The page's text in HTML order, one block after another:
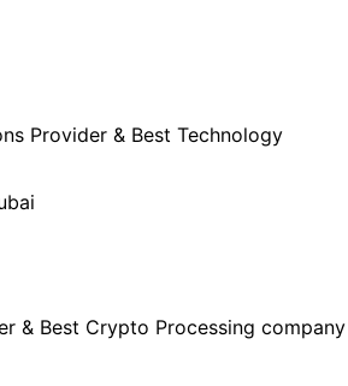
Provider & Best Technology
& Best Crypto Processing company